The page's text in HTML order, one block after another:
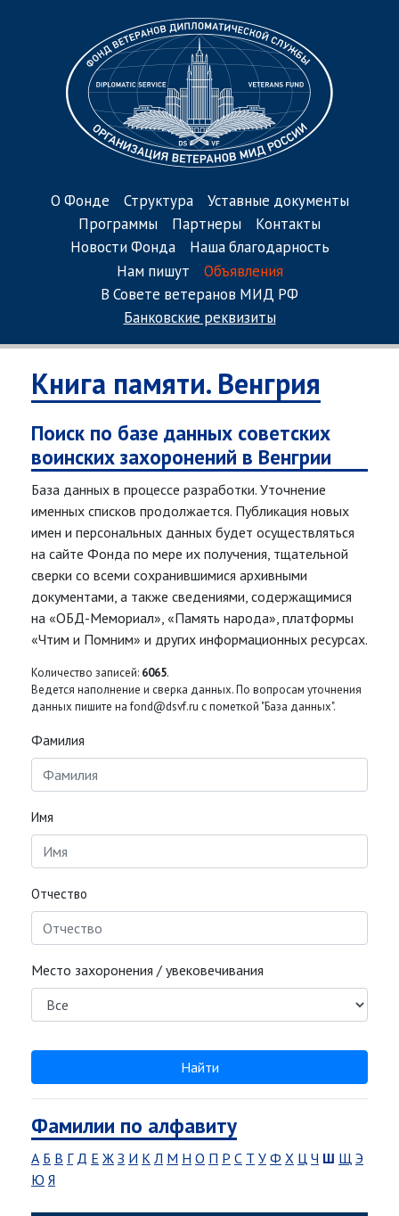
О Фонде Структура
Уставные документы
Программы
Партнеры
Контакты
Новости Фонда
Наша благодарность
Нам пишут
Объявления
В Совете ветеранов МИД РФ
Банковские реквизиты
Книга памяти. Венгрия
Поиск по базе данных советских
воинских захоронений в Венгрии
База данных в процессе разработки. Уточнение
именных списков продолжается. Публикация новых
имен и персональных данных будет осуществляться
на сайте Фонда по мере их получения, тщательной
сверки со всеми сохранившимися архивными
документами, а также сведениями, содержащимися
на «ОБД-Мемориал», «Память народа», платформы
«Чтим и Помним» и других информационных ресурсах.
Количество записей: 6065.
Ведется наполнение и сверка данных. По вопросам уточнения
данных пишите на fond@dsvf.ru с пометкой "База данных".
Фамилия
Имя
Отчество
Место захоронения / увековечивания
Найти
Фамилии по алфавиту
А Б В Г Д Е Ж З И К Л М Н О П Р С Т У Ф Х Ц Ч Ш Щ Э
Ю Я